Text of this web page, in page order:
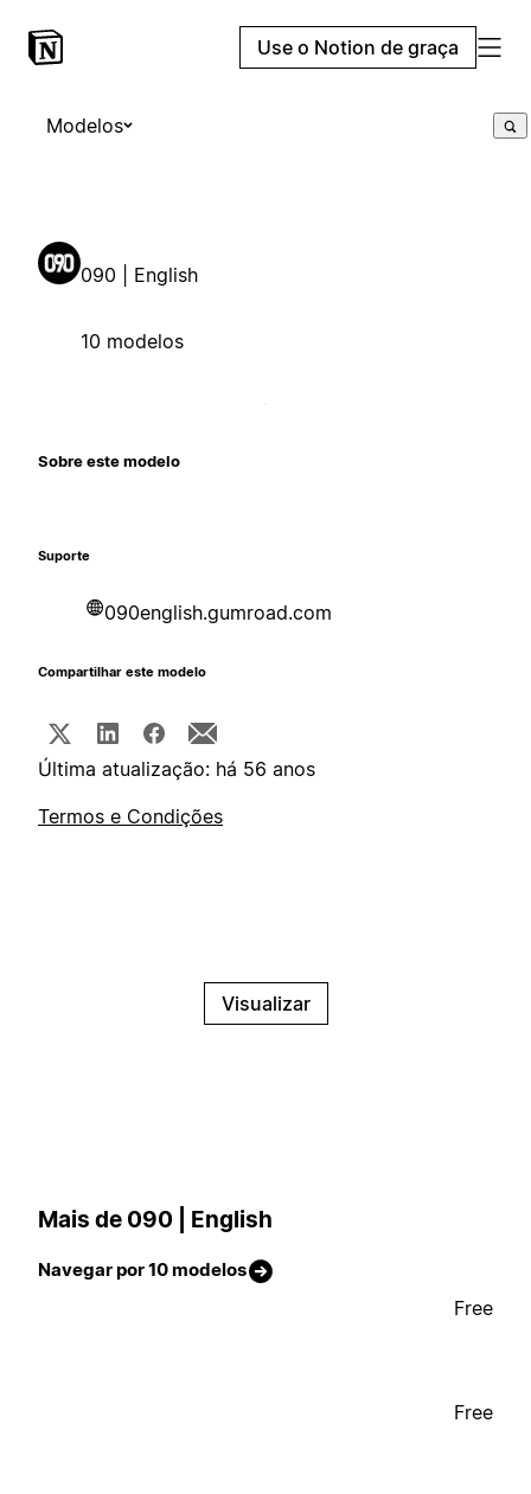
Use o Notion de graça
Modelos
090 | English
10 modelos
Sobre este modelo
Suporte
090english.gumroad.com
Compartilhar este modelo
Última atualização: há 56 anos
Termos e Condições
Visualizar
Mais de 090 | English
Navegar por 10 modelos
Free
Free